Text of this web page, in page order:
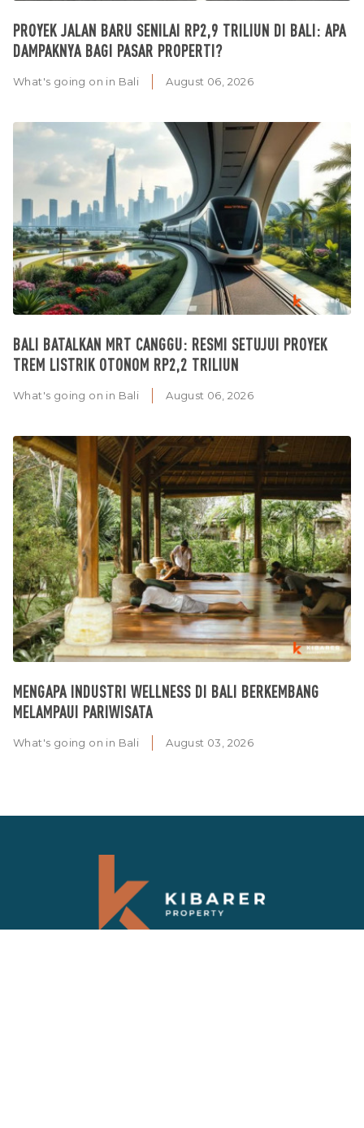
PROYEK JALAN BARU SENILAI RP2,9 TRILIUN DI BALI: APA
DAMPAKNYA BAGI PASAR PROPERTI?
What's going on in Bali August 06, 2026
BALI BATALKAN MRT CANGGU: RESMI SETUJUI PROYEK
TREM LISTRIK OTONOM RP2,2 TRILIUN
What's going on in Bali August 06, 2026
MENGAPA INDUSTRI WELLNESS DI BALI BERKEMBANG
MELAMPAUI PARIWISATA
What's going on in Bali August 03, 2026